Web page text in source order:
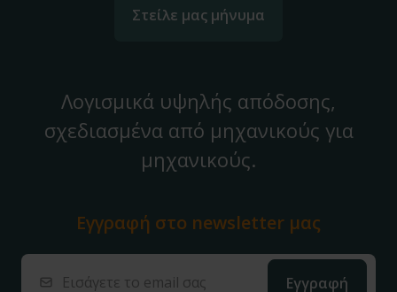
Στείλε μας μήνυμα
Λογισμικά υψηλής απόδοσης,
σχεδιασμένα από μηχανικούς για
μηχανικούς.
Εγγραφή στο newsletter μας